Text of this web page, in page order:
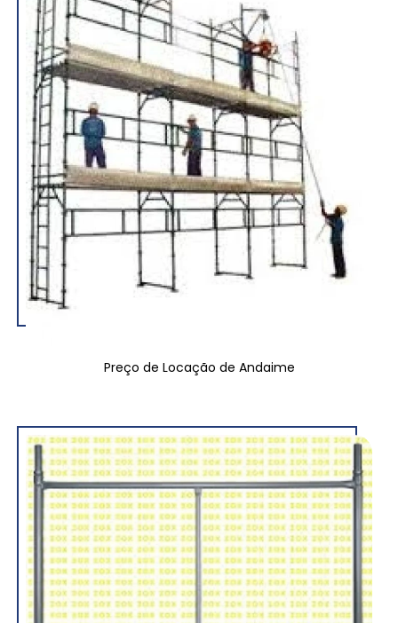
Preço de Locação de Andaime